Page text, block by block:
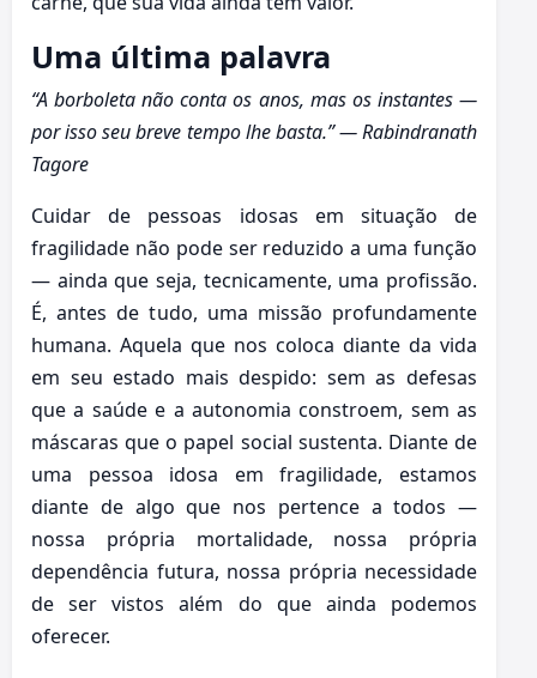
Uma última palavra
“A borboleta não conta os anos, mas os instantes —
por isso seu breve tempo lhe basta.” — Rabindranath
Tagore
Cuidar de pessoas idosas em situação de
fragilidade não pode ser reduzido a uma função
— ainda que seja, tecnicamente, uma profissão.
É, antes de tudo, uma missão profundamente
humana. Aquela que nos coloca diante da vida
em seu estado mais despido: sem as defesas
que a saúde e a autonomia constroem, sem as
máscaras que o papel social sustenta. Diante de
uma pessoa idosa em fragilidade, estamos
diante de algo que nos pertence a todos —
nossa própria mortalidade, nossa própria
dependência futura, nossa própria necessidade
de ser vistos além do que ainda podemos
oferecer.